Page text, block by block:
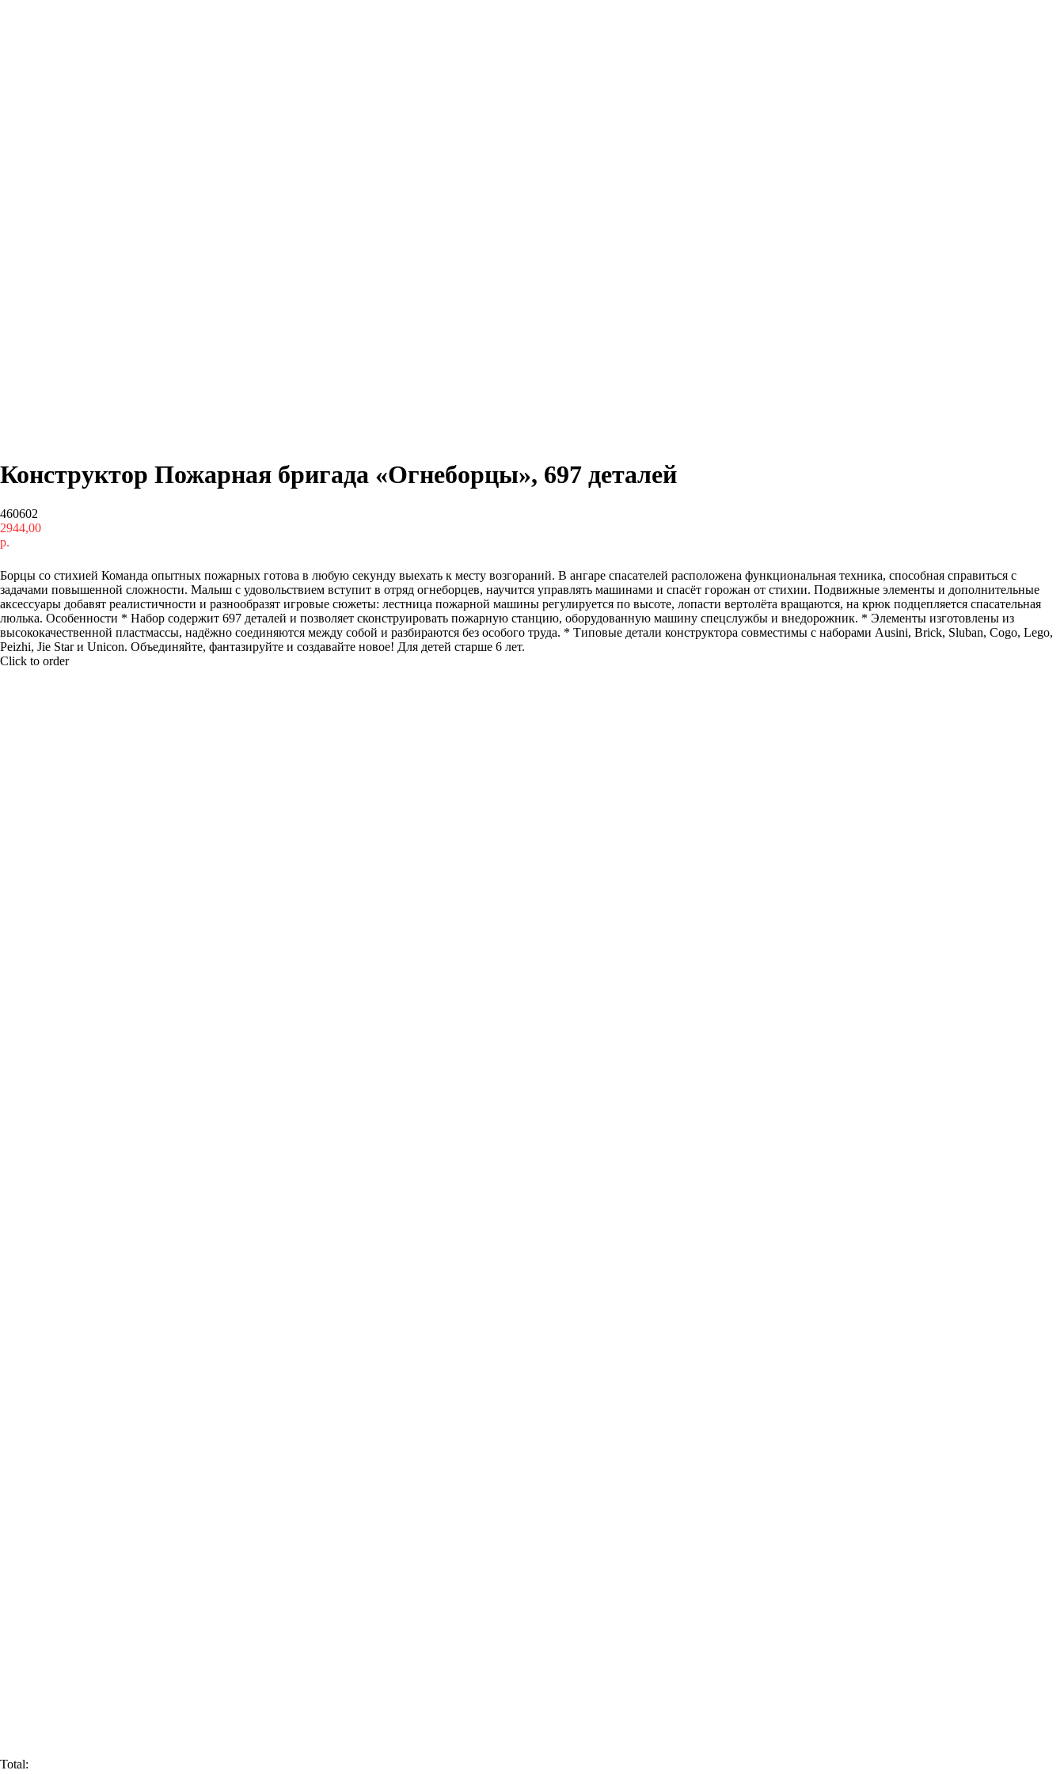
Конструктор Пожарная бригада «Огнеборцы», 697 деталей
460602
2944,00
р.
Борцы со стихией Команда опытных пожарных готова в любую секунду выехать к месту возгораний. В ангаре спасателей расположена функциональная техника, способная справиться с
задачами повышенной сложности. Малыш с удовольствием вступит в отряд огнеборцев, научится управлять машинами и спасёт горожан от стихии. Подвижные элементы и дополнительные
аксессуары добавят реалистичности и разнообразят игровые сюжеты: лестница пожарной машины регулируется по высоте, лопасти вертолёта вращаются, на крюк подцепляется спасательная
люлька. Особенности * Набор содержит 697 деталей и позволяет сконструировать пожарную станцию, оборудованную машину спецслужбы и внедорожник. * Элементы изготовлены из
высококачественной пластмассы, надёжно соединяются между собой и разбираются без особого труда. * Типовые детали конструктора совместимы с наборами Ausini, Brick, Sluban, Cogo, Lego,
Peizhi, Jie Star и Unicon. Объединяйте, фантазируйте и создавайте новое! Для детей старше 6 лет.
Click to order
Total: